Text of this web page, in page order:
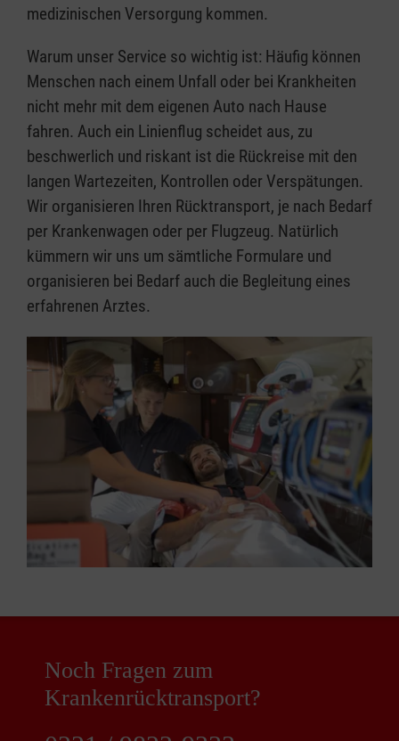
medizinischen Versorgung kommen.
Warum unser Service so wichtig ist: Häufig können
Menschen nach einem Unfall oder bei Krankheiten
nicht mehr mit dem eigenen Auto nach Hause
fahren. Auch ein Linienflug scheidet aus, zu
beschwerlich und riskant ist die Rückreise mit den
langen Wartezeiten, Kontrollen oder Verspätungen.
Wir organisieren Ihren Rücktransport, je nach Bedarf
per Krankenwagen oder per Flugzeug. Natürlich
kümmern wir uns um sämtliche Formulare und
organisieren bei Bedarf auch die Begleitung eines
erfahrenen Arztes.
Noch Fragen zum
Krankenrücktransport?